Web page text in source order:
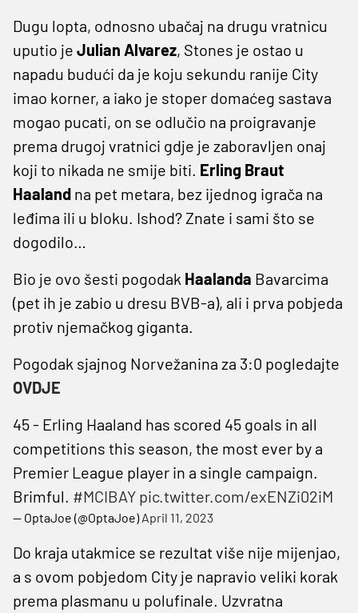
Dugu lopta, odnosno ubačaj na drugu vratnicu
uputio je Julian Alvarez, Stones je ostao u
napadu budući da je koju sekundu ranije City
imao korner, a iako je stoper domaćeg sastava
mogao pucati, on se odlučio na proigravanje
prema drugoj vratnici gdje je zaboravljen onaj
koji to nikada ne smije biti. Erling Braut
Haaland na pet metara, bez ijednog igrača na
leđima ili u bloku. Ishod? Znate i sami što se
dogodilo…
Bio je ovo šesti pogodak Haalanda Bavarcima
(pet ih je zabio u dresu BVB-a), ali i prva pobjeda
protiv njemačkog giganta.
Pogodak sjajnog Norvežanina za 3:0 pogledajte
OVDJE
45 - Erling Haaland has scored 45 goals in all
competitions this season, the most ever by a
Premier League player in a single campaign.
Brimful. #MCIBAY pic.twitter.com/exENZi02iM
— OptaJoe (@OptaJoe)April 11, 2023
Do kraja utakmice se rezultat više nije mijenjao,
a s ovom pobjedom City je napravio veliki korak
prema plasmanu u polufinale. Uzvratna